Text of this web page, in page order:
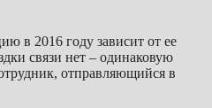
в 2016 году зависит от ее
связи нет – одинаковую
отправляющийся в